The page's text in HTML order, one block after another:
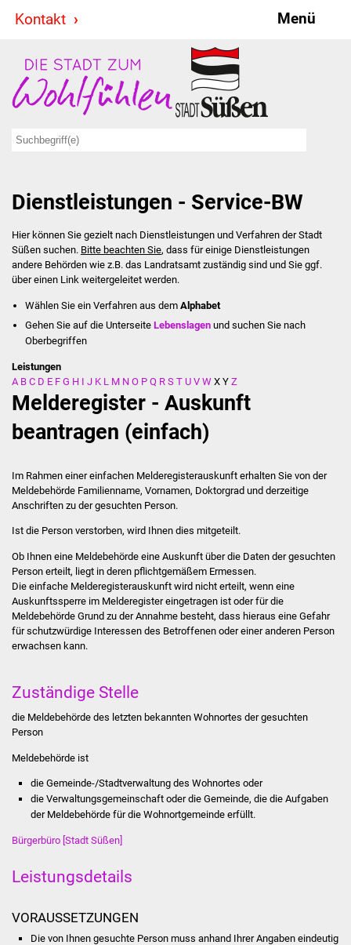
Kontakt Menü
Stadt & Politik
Bürgermeister
Ausschüsse
Ratsinformationssystem
Jugendbeirat
Summerrockfestival
Stadtverwaltung
Ansprechpartner
Stellenangebote
Kontakt
Veröffentlichungen
Ortsrecht
Stadtinfo
Partnerstädte
Sanierung Bizethalle
Dienstleistungen - Service-BW
Hier können Sie gezielt nach Dienstleistungen und Verfahren der Stadt
Süßen suchen. Bitte beachten Sie, dass für einige Dienstleistungen
andere Behörden wie z.B. das Landratsamt zuständig sind und Sie ggf.
über einen Link weitergeleitet werden.
Wählen Sie ein Verfahren aus dem Alphabet
Gehen Sie auf die UnterseiteLebenslagen und suchen Sie nach
Oberbegriffen
Leistungen
A B C D E F G H I J K L M N O P Q R S T U V W X Y Z
Melderegister - Auskunft
beantragen (einfach)
Im Rahmen einer einfachen Melderegisterauskunft erhalten Sie von der
Meldebehörde Familienname, Vornamen, Doktorgrad und derzeitige
Anschriften zu der gesuchten Person.
Ist die Person verstorben, wird Ihnen dies mitgeteilt.
Ob Ihnen eine Meldebehörde eine Auskunft über die Daten der gesuchten
Person erteilt, liegt in deren pflichtgemäßem Ermessen.
Die einfache Melderegisterauskunft wird nicht erteilt, wenn eine
Auskunftssperre im Melderegister eingetragen ist oder für die
Meldebehörde Grund zu der Annahme besteht, dass hieraus eine Gefahr
für schutzwürdige Interessen des Betroffenen oder einer anderen Person
erwachsen kann.
Zuständige Stelle
die Meldebehörde des letzten bekannten Wohnortes der gesuchten
Person
Meldebehörde ist
die Gemeinde-/Stadtverwaltung des Wohnortes oder
die Verwaltungsgemeinschaft oder die Gemeinde, die die Aufgaben
der Meldebehörde für die Wohnortgemeinde erfüllt.
Bürgerbüro [Stadt Süßen]
Leistungsdetails
VORAUSSETZUNGEN
Die von Ihnen gesuchte Person muss anhand Ihrer Angaben eindeutig